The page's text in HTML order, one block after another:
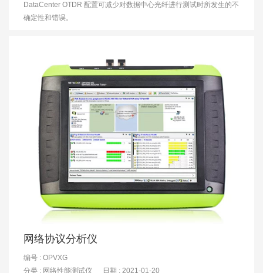
DataCenter OTDR 配置可减少对数据中心光纤进行测试时所发生的不
确定性和错误。
网络协议分析仪
编号 : OPVXG
分类 : 网络性能测试仪 日期 : 2021-01-20